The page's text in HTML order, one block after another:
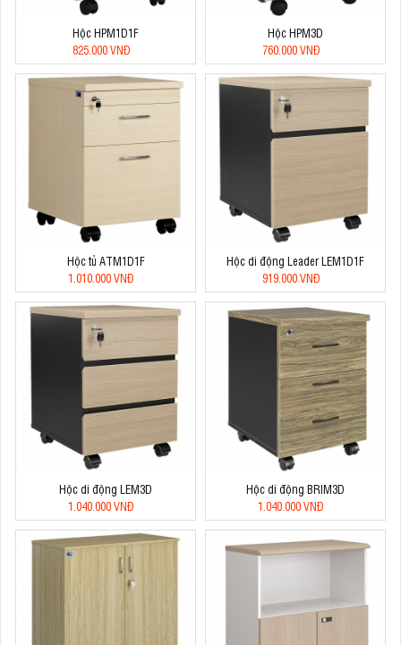
Hộc HPM1D1F
825.000 VNĐ
Hộc HPM3D
760.000 VNĐ
Hộc tủ ATM1D1F
1.010.000 VNĐ
Hộc di động Leader LEM1D1F
919.000 VNĐ
Hộc di động LEM3D
1.040.000 VNĐ
Hộc di động BRIM3D
1.040.000 VNĐ